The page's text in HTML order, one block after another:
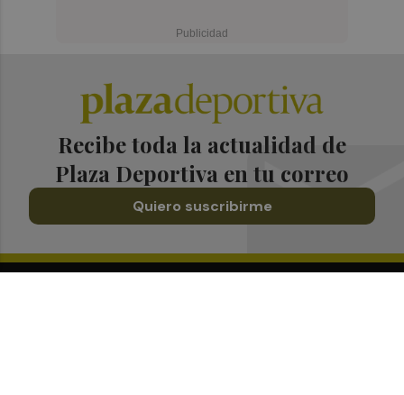
Recibe toda la actualidad de
Plaza Deportiva en tu correo
Quiero suscribirme